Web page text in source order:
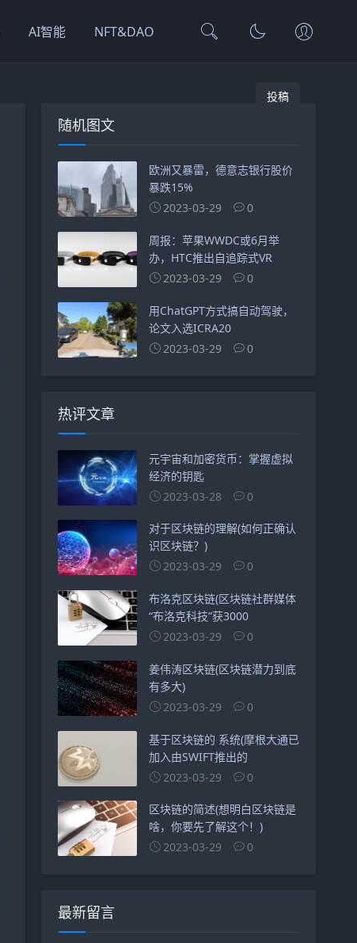
AI智能 NFT&DAO
投稿
随机图文
欧洲又暴雷，德意志银行股价
暴跌15%
2023-03-29
0
周报：苹果WWDC或6月举
办，HTC推出自追踪式VR
2023-03-29
0
用ChatGPT方式搞自动驾驶，
论文入选ICRA20
2023-03-29
0
热评文章
元宇宙和加密货币：掌握虚拟
经济的钥匙
2023-03-28
0
对于区块链的理解(如何正确认
识区块链？)
2023-03-29
0
布洛克区块链(区块链社群媒体
“布洛克科技”获3000
2023-03-29
0
姜伟涛区块链(区块链潜力到底
有多大)
2023-03-29
0
基于区块链的 系统(摩根大通已
加入由SWIFT推出的
2023-03-29
0
区块链的简述(想明白区块链是
啥，你要先了解这个！)
2023-03-29
0
最新留言